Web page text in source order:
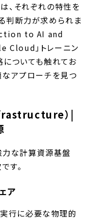
、それぞれの特性を
判断力が求められま
to AI and
」トレーニン
についても触れてお
なアプローチを見つ
）|
力な計算資源基盤
す。
ア
実行に必要な物理的